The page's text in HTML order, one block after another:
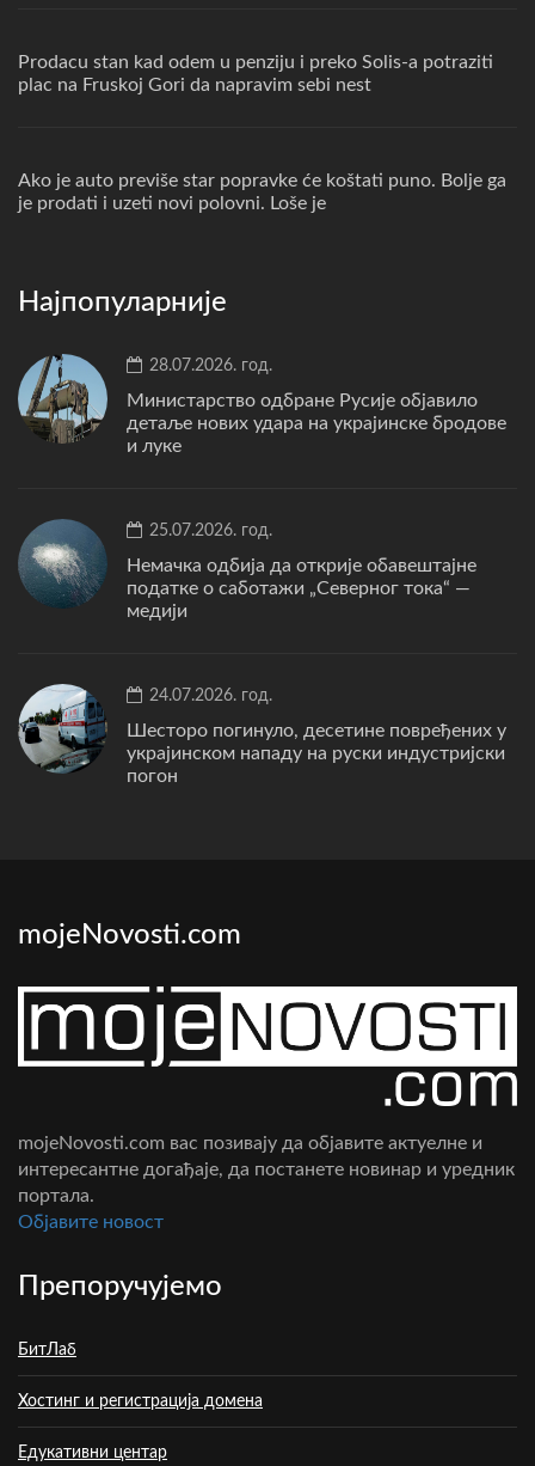
Prodacu stan kad odem u penziju i preko Solis-a potraziti
plac na Fruskoj Gori da napravim sebi nest
Ako je auto previše star popravke će koštati puno. Bolje ga
je prodati i uzeti novi polovni. Loše je
Најпопуларније
28.07.2026. год.
Министарство одбране Русије објавило
детаље нових удара на украјинске бродове
и луке
25.07.2026. год.
Немачка одбија да открије обавештајне
податке о саботажи „Северног тока“ —
медији
24.07.2026. год.
Шесторо погинуло, десетине повређених у
украјинском нападу на руски индустријски
погон
mojeNovosti.com
mojeNovosti.com вас позивају да објавите актуелне и
интересантне догађаје, да постанете новинар и уредник
портала.
Oбјавите новост
Препоручујемо
БитЛаб
Хостинг и регистрација домена
Едукативни центар